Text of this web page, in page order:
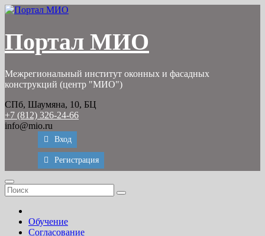
Перейти
Портал МИО
Межрегиональный институт оконных и фасадных
конструкций (центр "МИО")
СПб, Шаумяна, 10, БЦ
+7 (812) 326-24-66
info@mio.ru
Вход
Регистрация
Обучение
Согласование